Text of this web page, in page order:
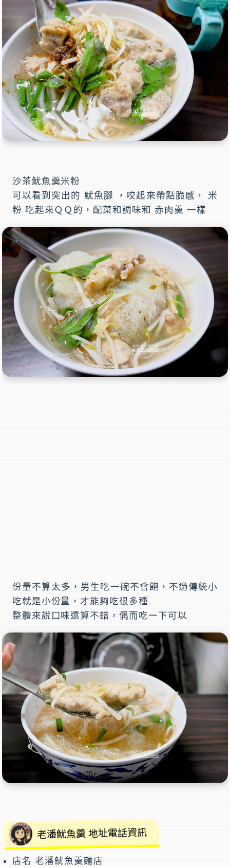
沙茶魷魚羹米粉
可以看到突出的 魷魚腳 ，咬起來帶點脆感， 米
粉 吃起來ＱＱ的，配菜和調味和 赤肉羹 一樣
份量不算太多，男生吃一碗不會飽，不過傳統小
吃就是小份量，才能夠吃很多種
整體來說口味還算不錯，偶而吃一下可以
老潘魷魚羹 地址電話資訊
店名 老潘魷魚羹麵店